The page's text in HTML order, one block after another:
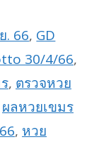
. 66, GD
30/4/66,
, ตรวจหวย
ผลหวยเขมร
, หวย